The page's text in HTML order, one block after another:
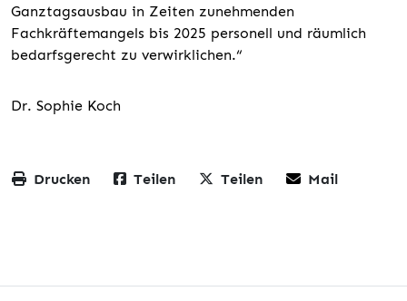
Ganztagsausbau in Zeiten zunehmenden
Fachkräftemangels bis 2025 personell und räumlich
bedarfsgerecht zu verwirklichen.“
Dr. Sophie Koch
Drucken Teilen Teilen Mail